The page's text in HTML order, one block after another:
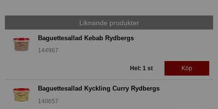
Liknande produkter
Baguettesallad Kebab Rydbergs
144967
Hel: 1 st Köp
Baguettesallad Kyckling Curry Rydbergs
140657